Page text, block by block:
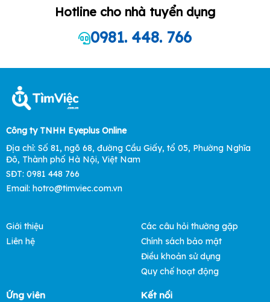
Hotline cho nhà tuyển dụng
0981. 448. 766
Công ty TNHH Eyeplus Online
Địa chỉ: Số 81, ngõ 68, đường Cầu Giấy, tổ 05, Phường Nghĩa
Đô, Thành phố Hà Nội, Việt Nam
SĐT: 0981 448 766
Email: hotro@timviec.com.vn
Giới thiệu
Liên hệ
Các câu hỏi thường gặp
Chính sách bảo mật
Điều khoản sử dụng
Quy chế hoạt động
Ứng viên Kết nối